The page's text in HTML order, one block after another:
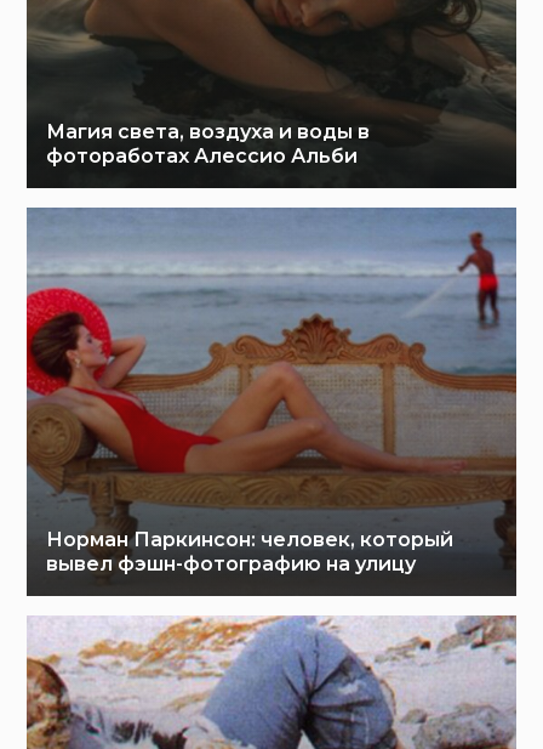
Магия света, воздуха и воды в
фотоработах Алессио Альби
Норман Паркинсон: человек, который
вывел фэшн-фотографию на улицу